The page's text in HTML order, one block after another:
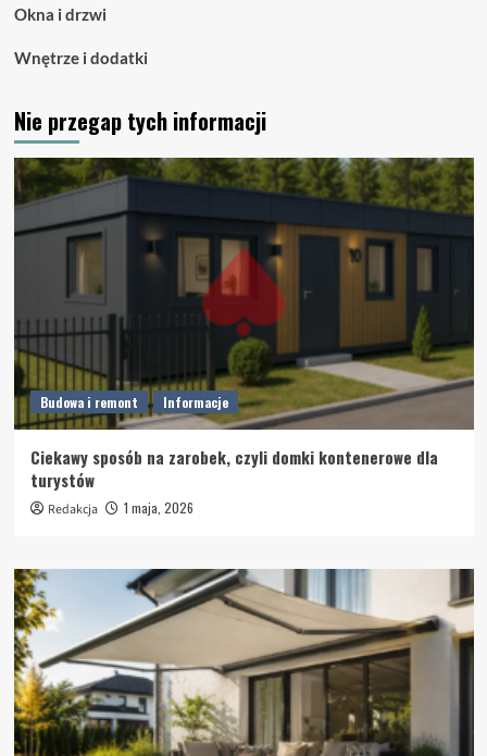
Okna i drzwi
Wnętrze i dodatki
Nie przegap tych informacji
Budowa i remont Informacje
Ciekawy sposób na zarobek, czyli domki kontenerowe dla
turystów
Redakcja 1 maja, 2026